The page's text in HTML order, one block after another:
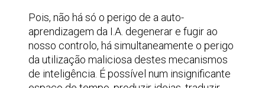
Pois, não há só o perigo de a auto-
aprendizagem da I.A. degenerar e fugir ao
nosso controlo, há simultaneamente o perigo
da utilização maliciosa destes mecanismos
de inteligência. É possível num insignificante